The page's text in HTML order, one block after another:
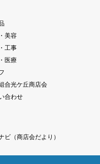
美容
工事
医療
合光ケ丘商店会
合わせ
ビ（商店会だより）